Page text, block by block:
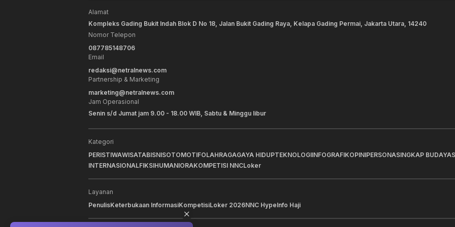
Alamat
Kompleks Gading Bukit Indah Blok D No 18, Jalan Bukit Gading Raya, Kelapa Gading Permai, Jakarta Utara, 14240
Nomor Telepon
087785148706
Email
redaksi@netralnews.com
Partnership & Marketing
marketing@netralnews.com
Jam Operasional
Senin s/d Jumat jam 9.00 - 18.00 WIB, Sabtu & Minggu libur
Kategori
PERISTIWAWISATABISNISOTOMOTIFOLAHRAGAGAYA HIDUPTEKNOLOGIINFOGRAFIKOPINIPERSONASINGKAP BUDAYA
INTERNASIONALFIKSIHUMANIORAKOMPETISI NNCLoker
Layanan
PenulisKeterbukaan InformasiKompetisiLoker 2026NNC HypeInfo Haji